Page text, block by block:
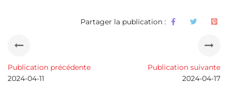
Partager la publication :
Publication précédente
2024-04-11
Publication suivante
2024-04-17